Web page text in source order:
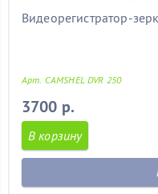
Видеорегистратор-
Арт. CAMSHEL DVR 250
3700 р.
В корзину